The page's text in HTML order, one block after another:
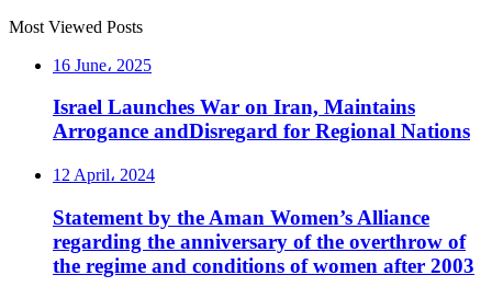
Most Viewed Posts
16 June، 2025
Israel Launches War on Iran, Maintains
Arrogance andDisregard for Regional Nations
12 April، 2024
Statement by the Aman Women’s Alliance
regarding the anniversary of the overthrow of
the regime and conditions of women after 2003